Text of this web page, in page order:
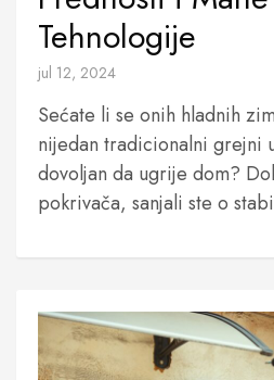
Tehnologije
jul 12, 2024
Sećate li se onih hladnih
nijedan tradicionalni grejni
dovoljan da ugrije dom?
pokrivača, sanjali ste o